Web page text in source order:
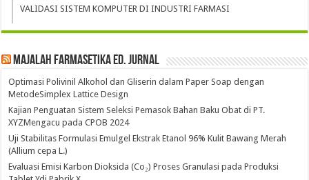
VALIDASI SISTEM KOMPUTER DI INDUSTRI FARMASI
Majalah Farmasetika Ed. Jurnal
Optimasi Polivinil Alkohol dan Gliserin dalam Paper Soap dengan
MetodeSimplex Lattice Design
Kajian Penguatan Sistem Seleksi Pemasok Bahan Baku Obat di PT.
XYZMengacu pada CPOB 2024
Uji Stabilitas Formulasi Emulgel Ekstrak Etanol 96% Kulit Bawang Merah
(Allium cepa L.)
Evaluasi Emisi Karbon Dioksida (Co₂) Proses Granulasi pada Produksi